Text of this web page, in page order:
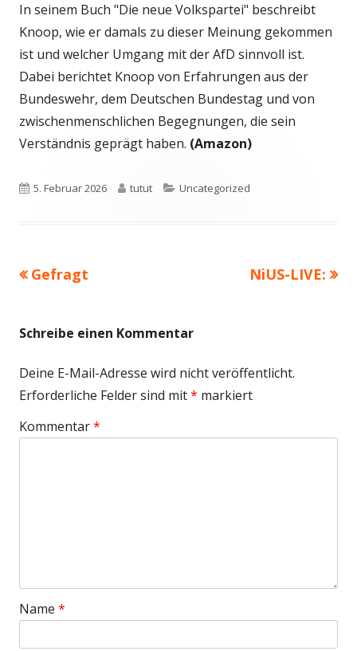
In seinem Buch "Die neue Volkspartei" beschreibt
Knoop, wie er damals zu dieser Meinung gekommen
ist und welcher Umgang mit der AfD sinnvoll ist.
Dabei berichtet Knoop von Erfahrungen aus der
Bundeswehr, dem Deutschen Bundestag und von
zwischenmenschlichen Begegnungen, die sein
Verständnis geprägt haben. (Amazon)
Veröffentlicht
5. Februar 2026 Autor
tutut Kategorien
Uncategorized
Beitragsnavigation
Vorheriger
Gefragt
Nächster
NiUS-LIVE:
Schreibe einen Kommentar
Deine E-Mail-Adresse wird nicht veröffentlicht.
Erforderliche Felder sind mit* markiert
Kommentar*
Name *